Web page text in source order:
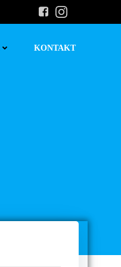
KONTAKT